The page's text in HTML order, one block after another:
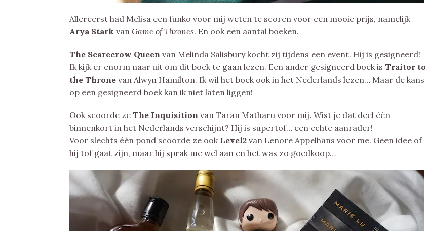
Allereerst had Melisa een funko voor mij weten te scoren voor een mooie prijs, namelijk
Arya Stark van Game of Thrones. En ook een aantal boeken.
The Scarecrow Queen van Melinda Salisbury kocht zij tijdens een event. Hij is gesigneerd!
Ik kijk er enorm naar uit om dit boek te gaan lezen. Een ander gesigneerd boek is Traitor to
the Throne van Alwyn Hamilton. Ik wil het boek ook in het Nederlands lezen… Maar de kans
op een gesigneerd boek kan ik niet laten liggen!
Ook scoorde ze The Inquisition van Taran Matharu voor mij. Wist je dat deel één
binnenkort in het Nederlands verschijnt? Hij is supertof… een echte aanrader!
Voor slechts één pond scoorde ze ook Level2 van Lenore Appelhans voor me. Geen idee of
hij tof gaat zijn, maar hij sprak me wel aan en het was zo goedkoop…